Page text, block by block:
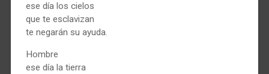
ese día los cielos
que te esclavizan
te negarán su ayuda.
Hombre
ese día la tierra